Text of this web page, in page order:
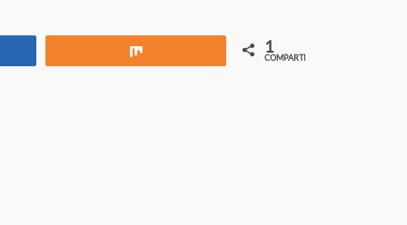
1
COMPARTIR